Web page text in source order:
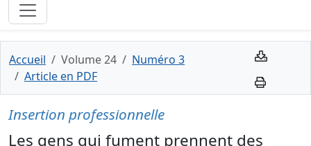
Accueil Volume 24
Numéro 3
Article en PDF
Insertion professionnelle
Les gens qui fument prennent des